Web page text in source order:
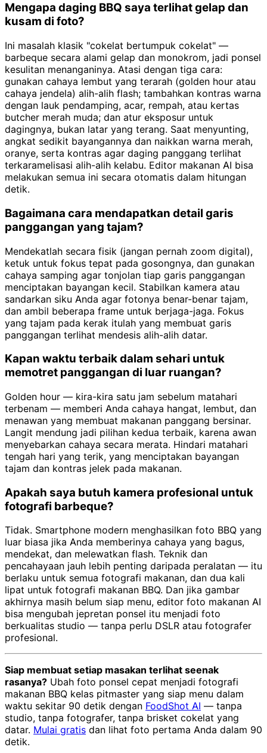
Mengapa daging BBQ saya terlihat gelap dan
kusam di foto?
Ini masalah klasik "cokelat bertumpuk cokelat" —
barbeque secara alami gelap dan monokrom, jadi ponsel
kesulitan menanganinya. Atasi dengan tiga cara:
gunakan cahaya lembut yang terarah (golden hour atau
cahaya jendela) alih-alih flash; tambahkan kontras warna
dengan lauk pendamping, acar, rempah, atau kertas
butcher merah muda; dan atur eksposur untuk
dagingnya, bukan latar yang terang. Saat menyunting,
angkat sedikit bayangannya dan naikkan warna merah,
oranye, serta kontras agar daging panggang terlihat
terkaramelisasi alih-alih kelabu. Editor makanan AI bisa
melakukan semua ini secara otomatis dalam hitungan
detik.
Bagaimana cara mendapatkan detail garis
panggangan yang tajam?
Mendekatlah secara fisik (jangan pernah zoom digital),
ketuk untuk fokus tepat pada gosongnya, dan gunakan
cahaya samping agar tonjolan tiap garis panggangan
menciptakan bayangan kecil. Stabilkan kamera atau
sandarkan siku Anda agar fotonya benar-benar tajam,
dan ambil beberapa frame untuk berjaga-jaga. Fokus
yang tajam pada kerak itulah yang membuat garis
panggangan terlihat mendesis alih-alih datar.
Kapan waktu terbaik dalam sehari untuk
memotret panggangan di luar ruangan?
Golden hour — kira-kira satu jam sebelum matahari
terbenam — memberi Anda cahaya hangat, lembut, dan
menawan yang membuat makanan panggang bersinar.
Langit mendung jadi pilihan kedua terbaik, karena awan
menyebarkan cahaya secara merata. Hindari matahari
tengah hari yang terik, yang menciptakan bayangan
tajam dan kontras jelek pada makanan.
Apakah saya butuh kamera profesional untuk
fotografi barbeque?
Tidak. Smartphone modern menghasilkan foto BBQ yang
luar biasa jika Anda memberinya cahaya yang bagus,
mendekat, dan melewatkan flash. Teknik dan
pencahayaan jauh lebih penting daripada peralatan — itu
berlaku untuk semua fotografi makanan, dan dua kali
lipat untuk fotografi makanan BBQ. Dan jika gambar
akhirnya masih belum siap menu, editor foto makanan AI
bisa mengubah jepretan ponsel itu menjadi foto
berkualitas studio — tanpa perlu DSLR atau fotografer
profesional.
Siap membuat setiap masakan terlihat seenak
rasanya? Ubah foto ponsel cepat menjadi fotografi
makanan BBQ kelas pitmaster yang siap menu dalam
waktu sekitar 90 detik dengan FoodShot AI — tanpa
studio, tanpa fotografer, tanpa brisket cokelat yang
datar. Mulai gratis dan lihat foto pertama Anda dalam 90
detik.